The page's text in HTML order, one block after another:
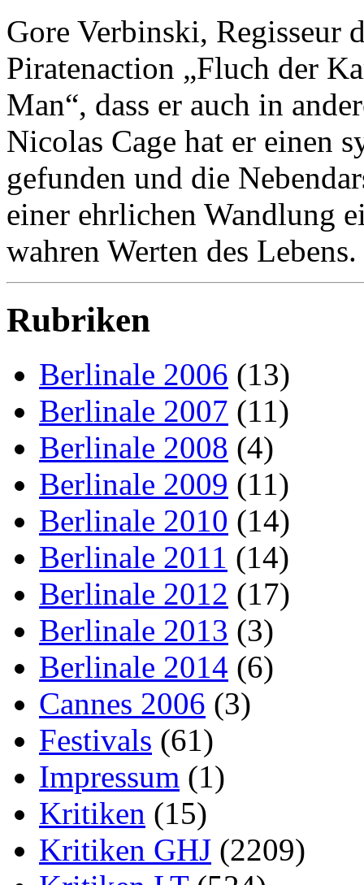
Gore Verbinski, Regisseur
Piratenaction „Fluch der
Man“, dass er auch in
Nicolas Cage hat er einen
gefunden und die
einer ehrlichen Wandlung
wahren Werten des Lebens.
Rubriken
Berlinale 2006 (13)
Berlinale 2007 (11)
Berlinale 2008 (4)
Berlinale 2009 (11)
Berlinale 2010 (14)
Berlinale 2011 (14)
Berlinale 2012 (17)
Berlinale 2013 (3)
Berlinale 2014 (6)
Cannes 2006 (3)
Festivals (61)
Impressum (1)
Kritiken (15)
Kritiken GHJ (2209)